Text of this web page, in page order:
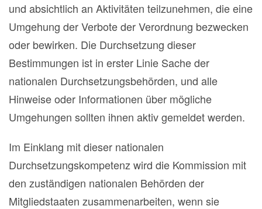
und absichtlich an Aktivitäten teilzunehmen, die eine
Umgehung der Verbote der Verordnung bezwecken
oder bewirken. Die Durchsetzung dieser
Bestimmungen ist in erster Linie Sache der
nationalen Durchsetzungsbehörden, und alle
Hinweise oder Informationen über mögliche
Umgehungen sollten ihnen aktiv gemeldet werden.
Im Einklang mit dieser nationalen
Durchsetzungskompetenz wird die Kommission mit
den zuständigen nationalen Behörden der
Mitgliedstaaten zusammenarbeiten, wenn sie